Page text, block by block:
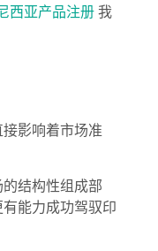
西亚产品注册我
影响着市场准
结构性组成部
能力成功驾驭印